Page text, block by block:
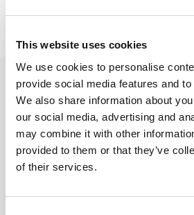
This website uses cookies
We use cookies to personalise
provide social media features and
We also share information about
our social media, advertising and
may combine it with other
provided to them or that they’ve
of their services.
FEBBRAIO 27, 2024
I PREMI NON SONO MAI
SOPRATTUTTO SE SI
EUROPEI!
Comparatives, non è possibile non